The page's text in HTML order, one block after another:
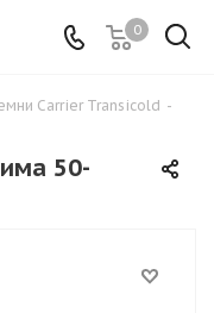
0
Carrier Transicold -
50-